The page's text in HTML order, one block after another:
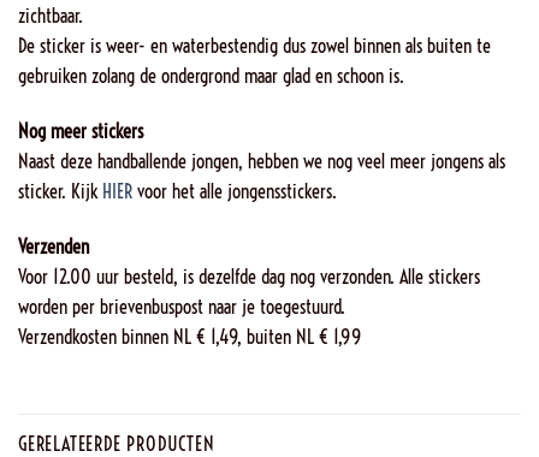
zichtbaar.
De sticker is weer- en waterbestendig dus zowel binnen als buiten te
gebruiken zolang de ondergrond maar glad en schoon is.
Nog meer stickers
Naast deze handballende jongen, hebben we nog veel meer jongens als
sticker. Kijk HIER voor het alle jongensstickers.
Verzenden
Voor 12.00 uur besteld, is dezelfde dag nog verzonden. Alle stickers
worden per brievenbuspost naar je toegestuurd.
Verzendkosten binnen NL € 1,49, buiten NL € 1,99
GERELATEERDE PRODUCTEN